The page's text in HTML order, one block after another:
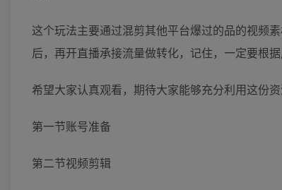
这个玩法主要通过混剪其他平台爆过的品的视频
后，再开直播承接流量做转化，记住，一定要根
希望大家认真观看，期待大家能够充分利用这份
第一节账号准备
第二节视频剪辑